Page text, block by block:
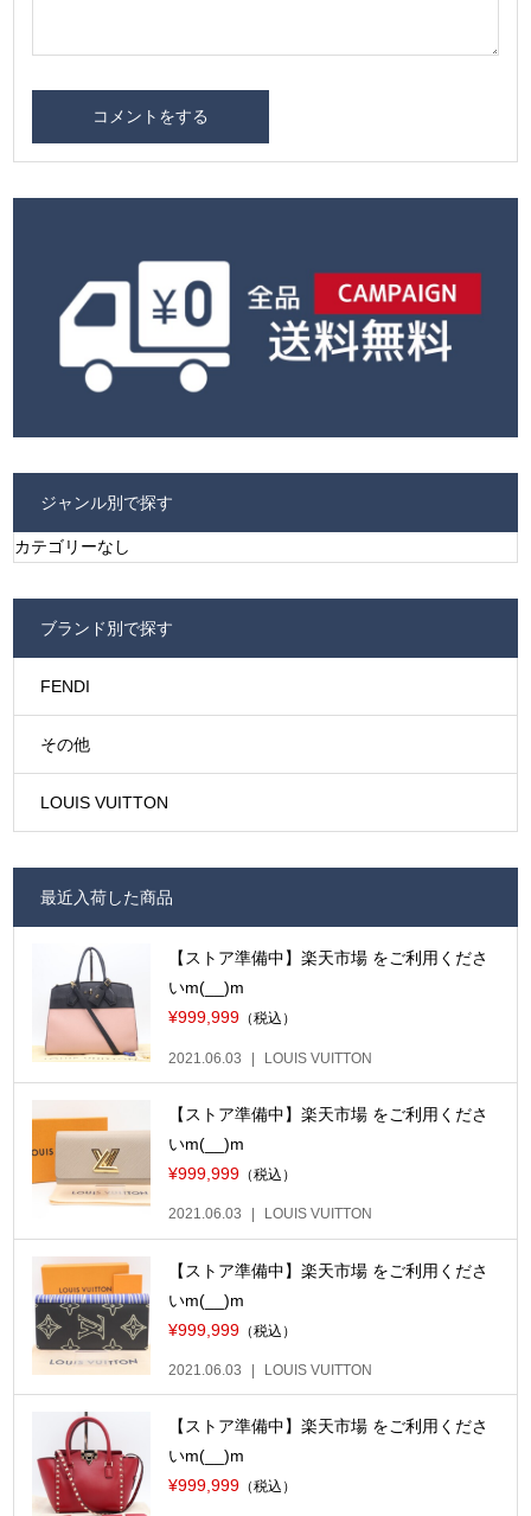
ジャンル別で探す
カテゴリーなし
ブランド別で探す
FENDI
その他
LOUIS VUITTON
最近入荷した商品
【ストア準備中】楽天市場 をご利用くださ
いm(__)m
¥999,999 （税込）
2021.06.03 LOUIS VUITTON
【ストア準備中】楽天市場 をご利用くださ
いm(__)m
¥999,999 （税込）
2021.06.03 LOUIS VUITTON
【ストア準備中】楽天市場 をご利用くださ
いm(__)m
¥999,999 （税込）
2021.06.03 LOUIS VUITTON
【ストア準備中】楽天市場 をご利用くださ
いm(__)m
¥999,999 （税込）